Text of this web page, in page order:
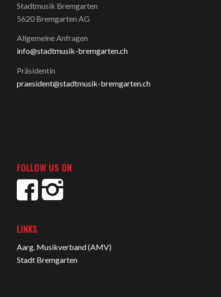
Stadtmusik Bremgarten
5620 Bremgarten AG
Allgemeine Anfragen
info@stadtmusik-bremgarten.ch
Präsidentin
praesident@stadtmusik-bremgarten.ch
FOLLOW US ON
LINKS
Aarg. Musikverband (AMV)
Stadt Bremgarten